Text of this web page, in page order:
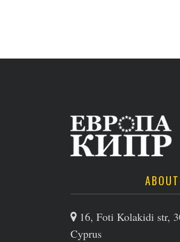
16, Foti Kolakidi str,
Cyprus